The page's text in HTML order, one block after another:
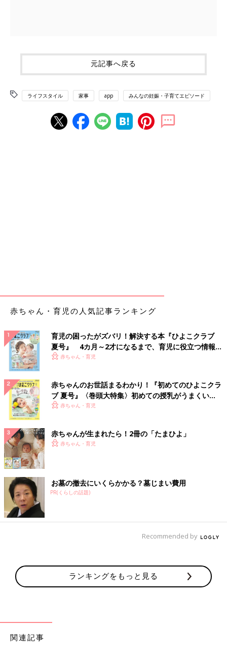
元記事へ戻る
ライフスタイル 家事 app みんなの妊娠・子育てエピソード
赤ちゃん・育児の人気記事ランキング
育児の困ったがズバリ！解決する本『ひよこクラブ
夏号』 4カ月～2才になるまで、育児に役立つ情報が
いっぱい！
赤ちゃん・育児
赤ちゃんのお世話まるわかり！『初めてのひよこクラ
ブ 夏号』〈巻頭大特集〉初めての授乳がうまくい
く！ おっぱい・ミルクの基本と夏のトラブル 解決テ
赤ちゃん・育児
赤ちゃんが生まれたら！2冊の「たまひよ」
赤ちゃん・育児
お墓の撤去にいくらかかる？墓じまい費用
PR(くらしの話題)
Recommended by
ランキングをもっと見る
関連記事